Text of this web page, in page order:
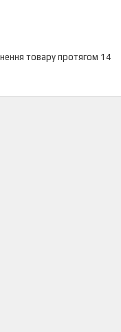
товару протягом 14